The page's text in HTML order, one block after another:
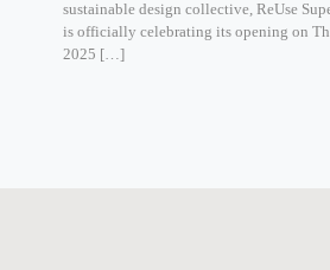
sustainable design collective, ReUse
is officially celebrating its opening on
2025 […]